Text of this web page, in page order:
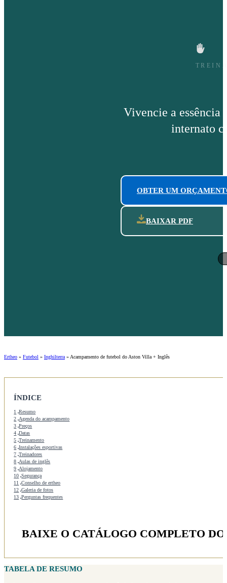
Vivencie a essência
internato
OBTER UM
BAIXAR PDF
Ertheo » Futebol » Inghilterra » Acampamento de futebol do Aston Villa + Inglês
ÍNDICE
1 Resumo
2 Agenda do acampamento
3 Preços
4 Datas
5 Treinamento
6 Instalações esportivas
7 Treinadores
8 Aulas de inglês
9 Alojamento
10 Segurança
11 Conselho de ertheo
12 Galeria de fotos
13 Perguntas frequentes
BAIXE O CATÁLOGO COMPLETO
TABELA DE RESUMO